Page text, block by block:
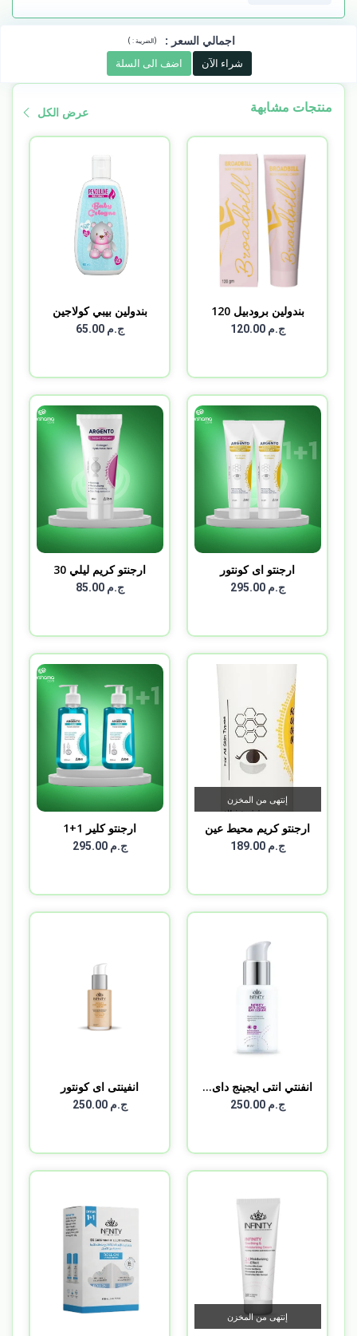
اجمالي السعر :
(الضريبة :)
شراء الآن اضف الى السلة
منتجات مشابهة عرض الكل
بندولين برودبيل 120
ملج.م 120.00
بندولين بيبي كولاجين
10...ج.م 65.00
ارجنتو اى كونتور
ARGEN...
ج.م 295.00
ارجنتو كريم ليلي 30
جم...ج.م 85.00
إنتهى من المخزن
ارجنتو كريم محيط عين
ج.م 189.00
ارجنتو كلير 1+1
ARGENT...
ج.م 295.00
انفنتي انتى ايجينج داى...
ج.م 250.00
انفينتى اى كونتور
ج.م 250.00
إنتهى من المخزن